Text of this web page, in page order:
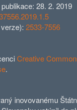
28. 2. 2019
2533-7556
Creative
.
inovovanému